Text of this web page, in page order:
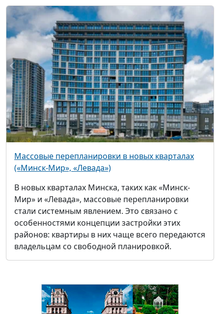
Массовые перепланировки в новых кварталах
(«Минск-Мир», «Левада»)
В новых кварталах Минска, таких как «Минск-
Мир» и «Левада», массовые перепланировки
стали системным явлением. Это связано с
особенностями концепции застройки этих
районов: квартиры в них чаще всего передаются
владельцам со свободной планировкой.